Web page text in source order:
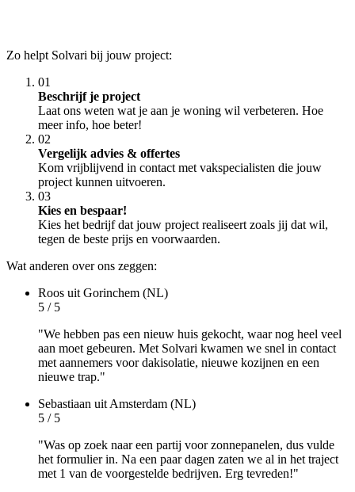
Zo helpt Solvari bij jouw project:
01
Beschrijf je project
Laat ons weten wat je aan je woning wil verbeteren. Hoe
meer info, hoe beter!
02
Vergelijk advies & offertes
Kom vrijblijvend in contact met vakspecialisten die jouw
project kunnen uitvoeren.
03
Kies en bespaar!
Kies het bedrijf dat jouw project realiseert zoals jij dat wil,
tegen de beste prijs en voorwaarden.
Wat anderen over ons zeggen:
Roos uit Gorinchem (NL)
5 / 5
"We hebben pas een nieuw huis gekocht, waar nog heel veel
aan moet gebeuren. Met Solvari kwamen we snel in contact
met aannemers voor dakisolatie, nieuwe kozijnen en een
nieuwe trap."
Sebastiaan uit Amsterdam (NL)
5 / 5
"Was op zoek naar een partij voor zonnepanelen, dus vulde
het formulier in. Na een paar dagen zaten we al in het traject
met 1 van de voorgestelde bedrijven. Erg tevreden!"